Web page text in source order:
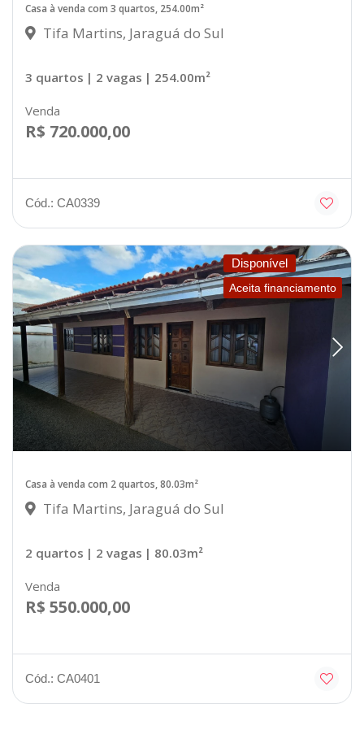
Casa à venda com 3 quartos, 254.00m²
Tifa Martins, Jaraguá do Sul
3 quartos | 2 vagas | 254.00m²
Venda
R$ 720.000,00
Cód.: CA0339
Disponível
Aceita financiamento
Casa à venda com 2 quartos, 80.03m²
Tifa Martins, Jaraguá do Sul
2 quartos | 2 vagas | 80.03m²
Venda
R$ 550.000,00
Cód.: CA0401